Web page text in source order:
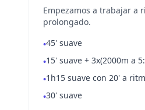
Empezamos a trabajar a
prolongado.
•45' suave
•15' suave + 3x(2000m a
•1h15 suave con 20' a
•30' suave